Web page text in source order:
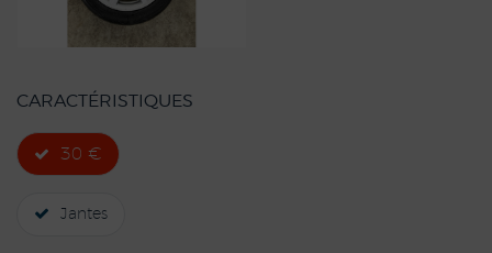
CARACTÉRISTIQUES
30 €
Jantes